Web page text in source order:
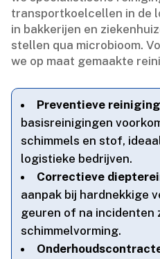
transportkoelcellen in de
in bakkerijen en
stellen qua microbioom.​
we op maat gemaakte
Preventieve
basisreinigingen
schimmels en stof,
logistieke bedrijven.​
Correctieve
aanpak bij hardnekkige
geuren of na incidenten
schimmelvorming.​